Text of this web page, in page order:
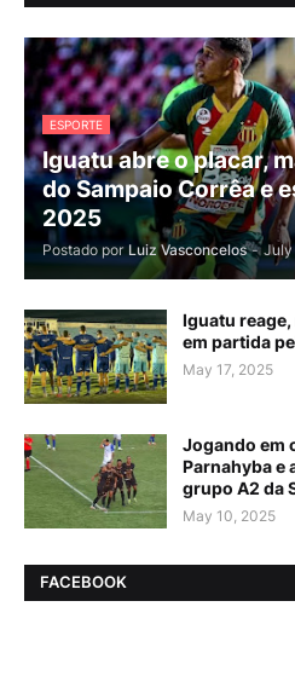
ESPORTE
Iguatu abre o placar,
do Sampaio Corrêa e
2025
Postado por Luiz Vasconcelos - July
Iguatu
em partida
May 17, 2025
Jogando em
Parnahyba e
grupo A2 da
May 10, 2025
FACEBOOK